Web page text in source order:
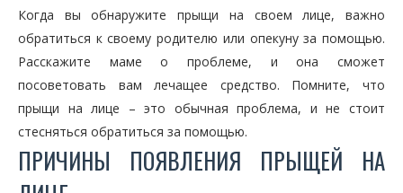
Когда вы обнаружите прыщи на своем лице, важно
обратиться к своему родителю или опекуну за помощью.
Расскажите маме о проблеме, и она сможет
посоветовать вам лечащее средство. Помните, что
прыщи на лице – это обычная проблема, и не стоит
стесняться обратиться за помощью.
ПРИЧИНЫ ПОЯВЛЕНИЯ ПРЫЩЕЙ НА